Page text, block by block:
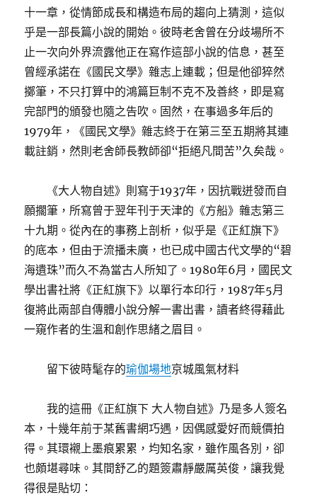
十一章，從情節成長和構造布局的趨向上猜測，這似
乎是一部長篇小說的開始。彼時老舍曾在分歧場所不
止一次向外界流露他正在寫作這部小說的信息，甚至
曾經承諾在《國民文學》雜志上連載；但是他卻猝然
擲筆，不只打算中的鴻篇巨制不克不及善終，即是寫
完部門的頒發也隨之告吹。固然，在事過多年后的
1979年，《國民文學》雜志終于在第三至五期將其連
載註銷，然則老舍師長教師卻“拒絕凡間苦”久矣哉。
《大人物自述》則寫于1937年，因抗戰迸發而自
願擱筆，所寫曾于翌年刊于天津的《方船》雜志第三
十九期。從內在的事務上剖析，似乎是《正紅旗下》
的底本，但由于流播未廣，也已成中國古代文學的“碧
海遺珠”而久不為當古人所知了。1980年6月，國民文
學出書社將《正紅旗下》以單行本印行，1987年5月
復將此兩部自傳體小說分解一書出書，讀者終得藉此
一窺作者的生溫和創作思緒之眉目。
留下彼時髦存的瑜伽場地京城風氣材料
我的這冊《正紅旗下 大人物自述》乃是多人簽名
本，十幾年前于某舊書網巧遇，因偶感愛好而競價拍
得。其環襯上墨痕累累，均知名家，雖作風各別，卻
也頗堪尋味。其間舒乙的題簽肅靜嚴厲英俊，讓我覺
得很是貼切：